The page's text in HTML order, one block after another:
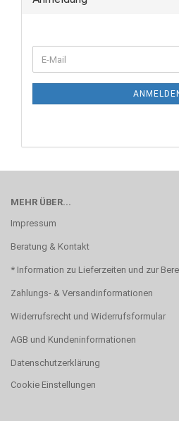
ZUR
E-
Mail
MEHR ÜBER...
Impressum
Beratung & Kontakt
* Information zu Lieferzeiten und zur
Zahlungs- & Versandinformationen
Widerrufsrecht und Widerrufsformular
AGB und Kundeninformationen
Datenschutzerklärung
Cookie Einstellungen